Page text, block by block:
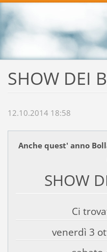
SHOW DEI
12.10.2014 18:58
Anche quest' anno
SHOW
Ci
venerdì 3